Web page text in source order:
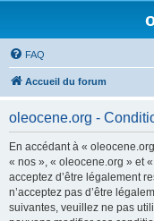
FAQ
Accueil du forum
oleocene.org -
En accédant à «
« nos », « oleocene.org » et
acceptez d’être légalement
n’acceptez pas d’être
suivantes, veuillez ne pas